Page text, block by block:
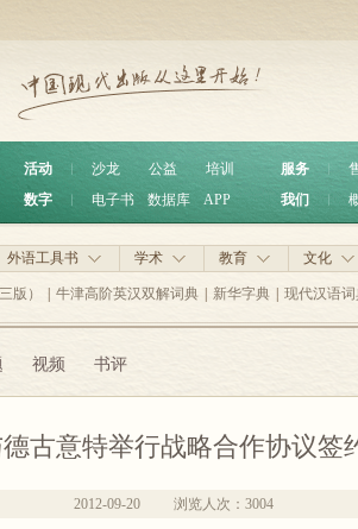
活动 沙龙 公益
培训
数字
电子书 数据库 APP
服务 ︱
我们
外语工具书 学术 教育 文化
版） 牛津高阶英汉双解词典 新华字典 现代汉语
视频 书评
古意特举行战略合作协议签
2012-09-20 浏览人次： 3004